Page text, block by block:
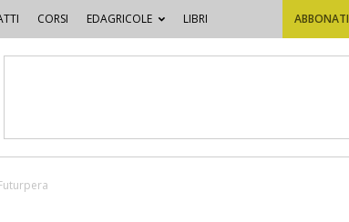
CORSI EDAGRICOLE LIBRI